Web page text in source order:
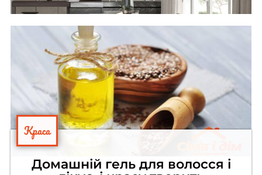
Краса
Домашній гель для волосся і